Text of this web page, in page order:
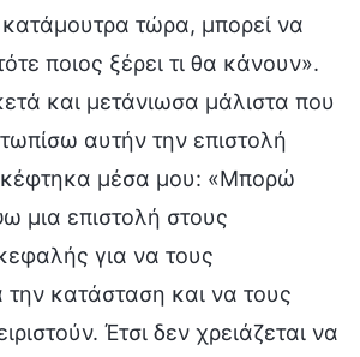
τώρα, μπορεί να
ποιος ξέρει τι θα κάνουν».
και μετάνιωσα μάλιστα που
αυτήν την επιστολή
μέσα μου: «Μπορώ
μια επιστολή στους
για να τους
κατάσταση και να τους
Έτσι δεν χρειάζεται να